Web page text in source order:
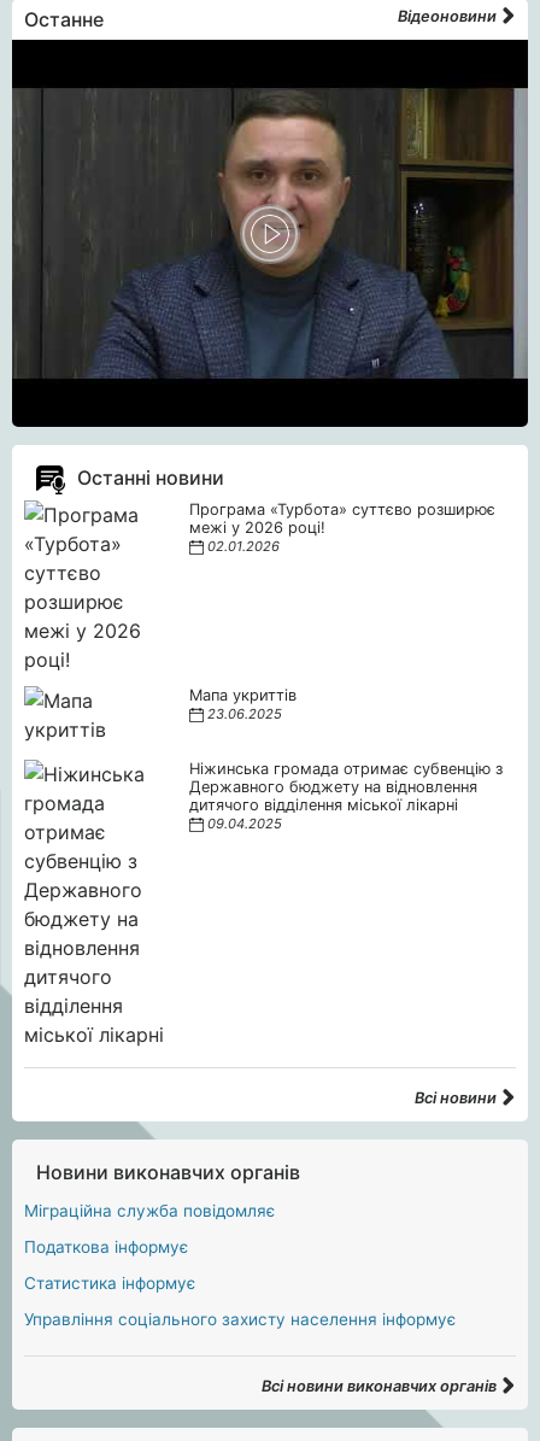
Останне Відеоновини
Останні новини
Програма «Турбота» суттєво розширює
межі у 2026 році!
02.01.2026
Мапа укриттів
23.06.2025
Ніжинська громада отримає субвенцію з
Державного бюджету на відновлення
дитячого відділення міської лікарні
09.04.2025
Всі новини
Новини виконавчих органів
Міграційна служба повідомляє
Податкова інформує
Статистика інформує
Управління соціального захисту населення інформує
Всі новини виконавчих органів